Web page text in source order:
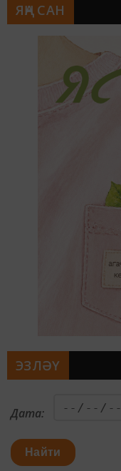
ЯҢА САН
ЭЗЛӘҮ
Дата:
Найти